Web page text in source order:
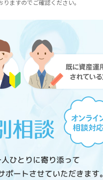
ますのでご確認ください。
ひとりに寄り添って
ポートさせていただきます。